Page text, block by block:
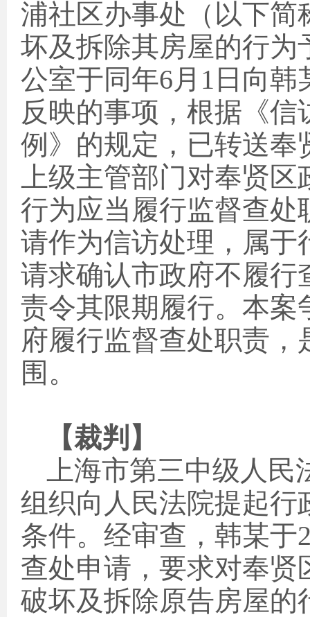
浦社区办事处（以下简
坏及拆除其房屋的行为
公室于同年6月 1 日向
反映的事项，根据《
例》的规定，已转送奉
上级主管部门对奉贤区
行为应当履行监督查处
请作为信访处理，属于
请求确认市政府不履行
责令其限期履行。本案
府履行监督查处职责
围。
【裁判】
上海市第三中级人民
组织向人民法院提起行
条件。经审查，韩某于
查处申请，要求对奉
破坏及拆除原告房屋的